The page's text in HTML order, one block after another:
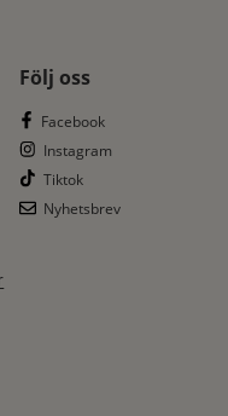
Följ oss
Facebook
Instagram
Tiktok
Nyhetsbrev